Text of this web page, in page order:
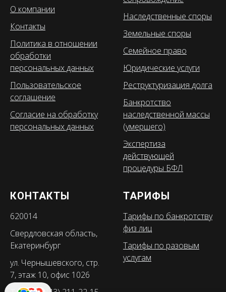
О компании
Контакты
Политика в отношении
обработки
персональных данных
Пользовательское
соглашение
Согласие на обработку
персональных данных
Наследственные споры
Земельные споры
Семейное право
Юридические услуги
Реструктуризация долга
Банкротство
наследственной массы
(умершего)
Экспертиза
действующей
процедуры БФЛ
КОНТАКТЫ
620014
Свердловская область,
Екатеринбург
ул. Чернышевского, стр.
7, этаж 10, офис 1026
ТАРИФЫ
Тарифы по банкротству
физ лиц
Тарифы по разовым
услугам